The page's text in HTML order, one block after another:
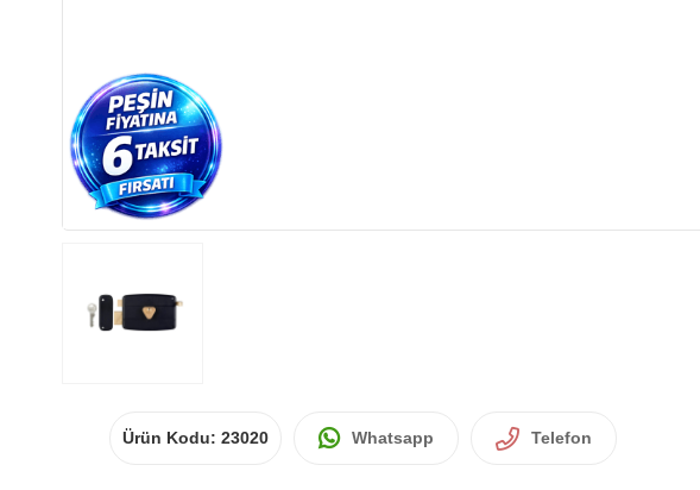
Ürün Kodu: 23020 Whatsapp Telefon